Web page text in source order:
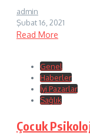
admin
Şubat 16, 2021
Read More
Genel
Haberler
İyi Pazarlar
Sağlık
Çocuk